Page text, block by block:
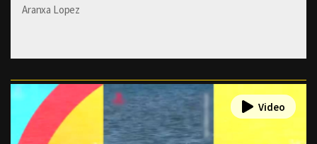
Aranxa Lopez